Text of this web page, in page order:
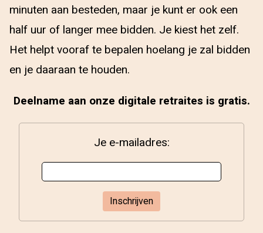
minuten aan besteden, maar je kunt er ook een
half uur of langer mee bidden. Je kiest het zelf.
Het helpt vooraf te bepalen hoelang je zal bidden
en je daaraan te houden.
Deelname aan onze digitale retraites is gratis.
Je e-mailadres: